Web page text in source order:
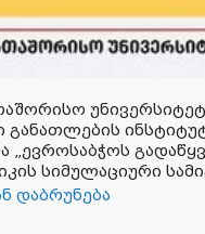
უნივერსიტეტ
სიმულაციური
დაბრუნება